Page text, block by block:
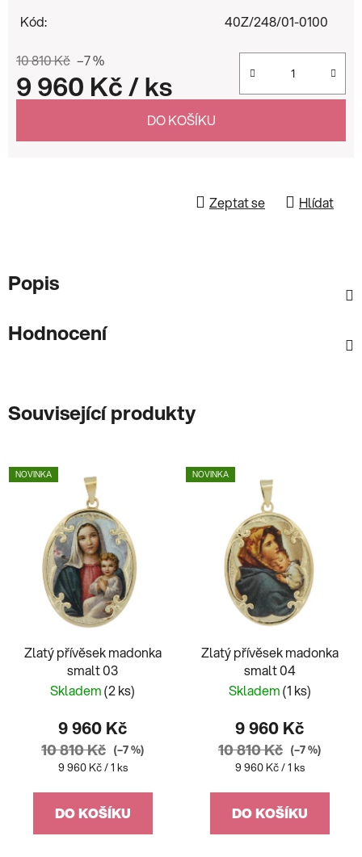
Kód:
40Z/248/01-0100
10 810 Kč –7 %
9 960 Kč/ ks
DO KOŠÍKU
Zeptat se Hlídat
Popis
Hodnocení
Související produkty
NOVINKA
Zlatý přívěsek madonka
smalt 03
Skladem(2 ks)
9 960 Kč
10 810 Kč (–7 %)
Měrná
9 960 Kč / 1 ks
DO KOŠÍKU
NOVINKA
Zlatý přívěsek madonka
smalt 04
Skladem(1 ks)
9 960 Kč
10 810 Kč (–7 %)
Měrná
9 960 Kč / 1 ks
DO KOŠÍKU